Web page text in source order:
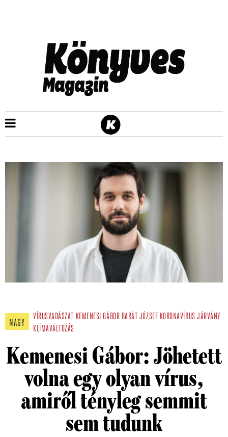
NAGY
VÍRUSVADÁSZAT KEMENESI GÁBOR BARÁT JÓZSEF KORONAVÍRUS JÁRVÁNY
KLÍMAVÁLTOZÁS
Kemenesi Gábor: Jöhetett
volna egy olyan vírus,
amiről tényleg semmit
sem tudunk